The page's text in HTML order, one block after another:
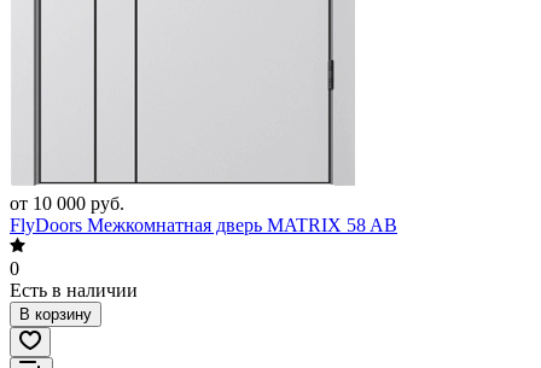
от 10 000 руб.
FlyDoors Межкомнатная дверь MATRIX 58 AB
0
Есть в наличии
В корзину